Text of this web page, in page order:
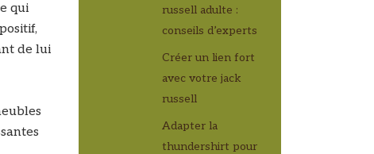
qui
de lui
russell adulte :
conseils d’experts
Créer un lien fort
avec votre jack
russell
Adapter la
thundershirt pour